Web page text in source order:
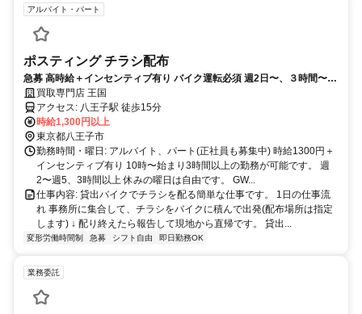
アルバイト・パート
ポスティング チラシ配布
急募 高時給＋インセンティブ有り バイク運転必須 週2日〜、３時間〜
OK 、シフト自由
買取専門店 王国
アクセス: 八王子駅 徒歩15分
時給1,300円以上
東京都八王子市
勤務時間・曜日: アルバイト、パート(正社員も募集中) 時給1300円＋
インセンティブ有り 10時〜始まり3時間以上の勤務が可能です。 週
2〜週5、3時間以上 休みの曜日は自由です。 GW...
仕事内容: 貸出バイクでチラシを配る簡単な仕事です。 1日の仕事流
れ 事務所に集合して、チラシをバイクに積んで出発(配布場所は指定
します) ↓ 配り終えたら報告して現地から直帰です。 貸出...
変形労働時間制 急募 シフト自由 即日勤務OK
業務委託